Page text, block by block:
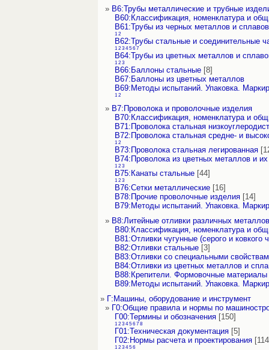
» В6:Трубы металлические и трубные
В60:Классификация, номенклатура и
В61:Трубы из черных металлов и
1 2
В62:Трубы стальные и соединительные
1 2 3 4 5 6 7
В64:Трубы из цветных металлов и
1 2 3
В66:Баллоны стальные [8]
В67:Баллоны из цветных металлов
В69:Методы испытаний. Упаковка.
1 2
» В7:Проволока и проволочные изделия
В70:Классификация, номенклатура и
В71:Проволока стальная
В72:Проволока стальная средне- и
1 2
В73:Проволока стальная легированная
В74:Проволока из цветных металлов и
1 2 3
В75:Канаты стальные [44]
1 2 3
В76:Сетки металлические [16]
В78:Прочие проволочные изделия [14]
В79:Методы испытаний. Упаковка.
» В8:Литейные отливки различных металлов
В80:Классификация, номенклатура и
В81:Отливки чугунные (серого и ковкого
В82:Отливки стальные [3]
В83:Отливки со специальными
В84:Отливки из цветных металлов и
В88:Крепители. Формовочные
В89:Методы испытаний. Упаковка.
» Г:Машины, оборудование и инструмент
» Г0:Общие правила и нормы по
Г00:Термины и обозначения [150]
1 2 3 4 5 6 7 8
Г01:Техническая документация [5]
Г02:Нормы расчета и проектирования
1 2 3 4 5 6